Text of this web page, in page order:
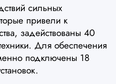
сильных
привели к
задействованы 40
Для обеспечения
подключены 18